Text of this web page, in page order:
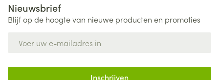
Nieuwsbrief
Blijf op de hoogte van nieuwe producten en promoties
Inschrijven